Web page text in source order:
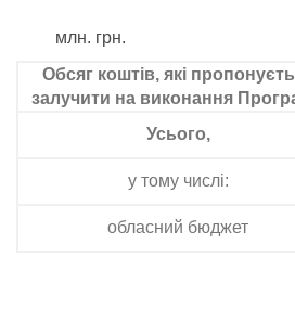
млн. грн.
Обсяг коштів, які
залучити на виконання
Усього,
у тому числі:
обласний бюджет